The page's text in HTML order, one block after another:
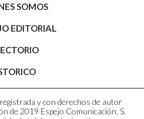
SOMOS
EDITORIAL
y con derechos de autor
de 2019 Espejo Comunicación, S.